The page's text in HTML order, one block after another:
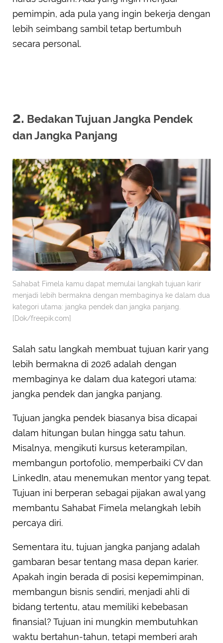
pemimpin, ada pula yang ingin bekerja dengan
lebih seimbang sambil tetap bertumbuh
secara personal.
2. Bedakan Tujuan Jangka Pendek
dan Jangka Panjang
Sahabat Fimela kamu dapat memulai langkah tujuan karir
menjadi lebih bermakna dengan membaginya ke dalam dua
kategori utama: jangka pendek dan jangka panjang.
[Dok/freepik.com]
Salah satu langkah membuat tujuan karir yang
lebih bermakna di 2026 adalah dengan
membaginya ke dalam dua kategori utama:
jangka pendek dan jangka panjang.
Tujuan jangka pendek biasanya bisa dicapai
dalam hitungan bulan hingga satu tahun.
Misalnya, mengikuti kursus keterampilan,
membangun portofolio, memperbaiki CV dan
LinkedIn, atau menemukan mentor yang tepat.
Tujuan ini berperan sebagai pijakan awal yang
membantu Sahabat Fimela melangkah lebih
percaya diri.
Sementara itu, tujuan jangka panjang adalah
gambaran besar tentang masa depan karier.
Apakah ingin berada di posisi kepemimpinan,
membangun bisnis sendiri, menjadi ahli di
bidang tertentu, atau memiliki kebebasan
finansial? Tujuan ini mungkin membutuhkan
waktu bertahun-tahun, tetapi memberi arah